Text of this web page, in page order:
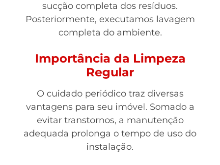
sucção completa dos resíduos.
Posteriormente, executamos lavagem
completa do ambiente.
Importância da Limpeza
Regular
O cuidado periódico traz diversas
vantagens para seu imóvel. Somado a
evitar transtornos, a manutenção
adequada prolonga o tempo de uso do
instalação.